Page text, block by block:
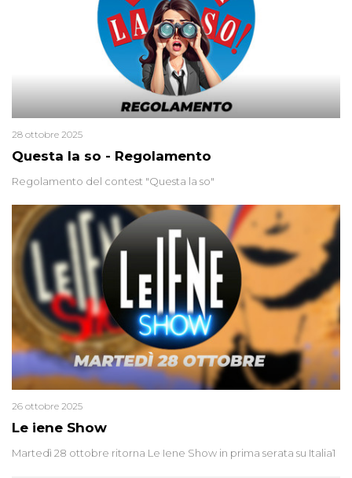
Questa la so - Regolamento
28 ottobre 2025
Regolamento del contest "Questa la so"
Le iene Show
26 ottobre 2025
Martedì 28 ottobre ritorna Le Iene Show in prima serata su Italia1